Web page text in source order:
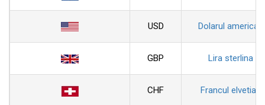
USD Dolarul american
GBP Lira sterlina
CHF Francul elvetian